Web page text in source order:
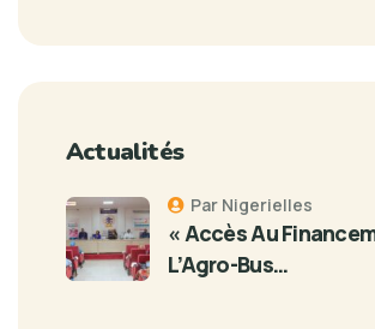
Actualités
« Accès Au
L’Agro-Bus…
Par Nigerielles